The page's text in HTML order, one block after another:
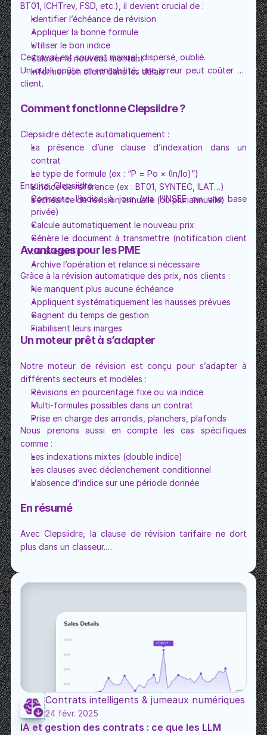
BT01, ICHTrev, FSD, etc.), il devient crucial de :
Identifier l’échéance de révision
Appliquer la bonne formule
Utiliser le bon indice
Calculer le nouveau montant
Informer son client dans les délais
Ce travail est souvent manuel, dispersé, oublié.
Un oubli coûte en rentabilité, une erreur peut coûter un
client.
Comment fonctionne Clepsiidre ?
Clepsiidre détecte automatiquement :
La présence d’une clause d’indexation dans un
contrat
Le type de formule (ex : “P = Po × (In/Io)”)
L’indice de référence (ex : BT01, SYNTEC, ILAT…)
L’échéance de révision annuelle (ou pluriannuelle)
Ensuite, Clepsiidre :
Connecte l’indice à jour (via l’INSEE ou une base
privée)
Calcule automatiquement le nouveau prix
Génère le document à transmettre (notification client
ou avenant)
Archive l’opération et relance si nécessaire
Avantages pour les PME
Grâce à la révision automatique des prix, nos clients :
Ne manquent plus aucune échéance
Appliquent systématiquement les hausses prévues
Gagnent du temps de gestion
Fiabilisent leurs marges
Un moteur prêt à s’adapter
Notre moteur de révision est conçu pour s’adapter à
différents secteurs et modèles :
Révisions en pourcentage fixe ou via indice
Multi-formules possibles dans un contrat
Prise en charge des arrondis, planchers, plafonds
Nous prenons aussi en compte les cas spécifiques
comme :
Les indexations mixtes (double indice)
Les clauses avec déclenchement conditionnel
L’absence d’indice sur une période donnée
En résumé
Avec Clepsiidre, la clause de révision tarifaire ne dort
plus dans un classeur.
Contrats intelligents & jumeaux numériques
24 févr. 2025
IA et gestion des contrats : ce que les LLM